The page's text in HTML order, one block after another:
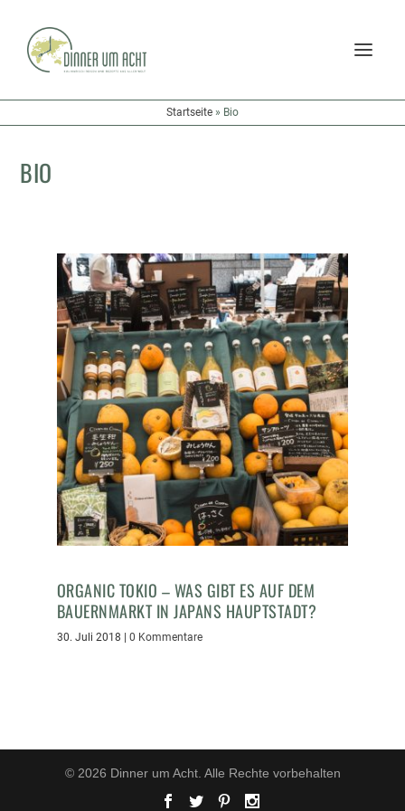
Startseite » Bio
BIO
ORGANIC TOKIO – WAS GIBT ES AUF DEM
BAUERNMARKT IN JAPANS HAUPTSTADT?
30. Juli 2018 | 0 Kommentare
© 2026 Dinner um Acht. Alle Rechte vorbehalten